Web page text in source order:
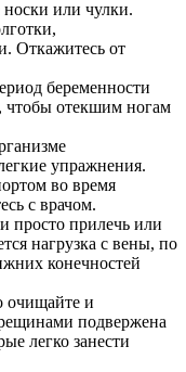
или чулки.
Откажитесь от
беременности
чтобы отекшим ногам
упражнения.
во время
с врачом.
просто прилечь или
нагрузка с вены, по
конечностей
очищайте и
подвержена
легко занести